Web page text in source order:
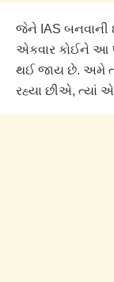
જેને IAS બનવાની
એકવાર કોઈને આ
થઈ જાય છે. અમે
રહ્યા છીએ, ત્યાં